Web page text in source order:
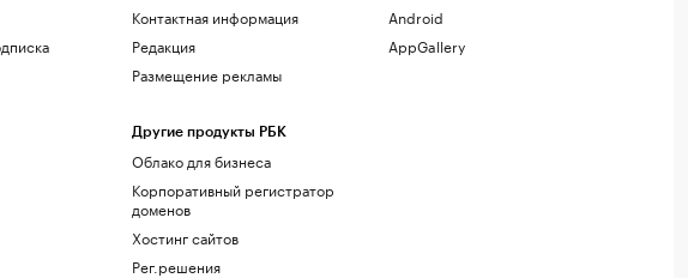
Контактная информация
Редакция
Размещение рекламы
Другие продукты РБК
Облако для бизнеса
Корпоративный регистратор
доменов
Хостинг сайтов
Рег.решения
Android
AppGallery